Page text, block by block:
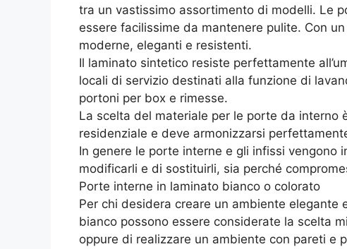
tra un vastissimo assortimento di modelli. Le
essere facilissime da mantenere pulite. Con
moderne, eleganti e resistenti.
Il laminato sintetico resiste perfettamente
locali di servizio destinati alla funzione di
portoni per box e rimesse.
La scelta del materiale per le porte da
residenziale e deve armonizzarsi
In genere le porte interne e gli infissi vengono
modificarli e di sostituirli, sia perché
Porte interne in laminato bianco o colorato
Per chi desidera creare un ambiente
bianco possono essere considerate la scelta
oppure di realizzare un ambiente con pareti e